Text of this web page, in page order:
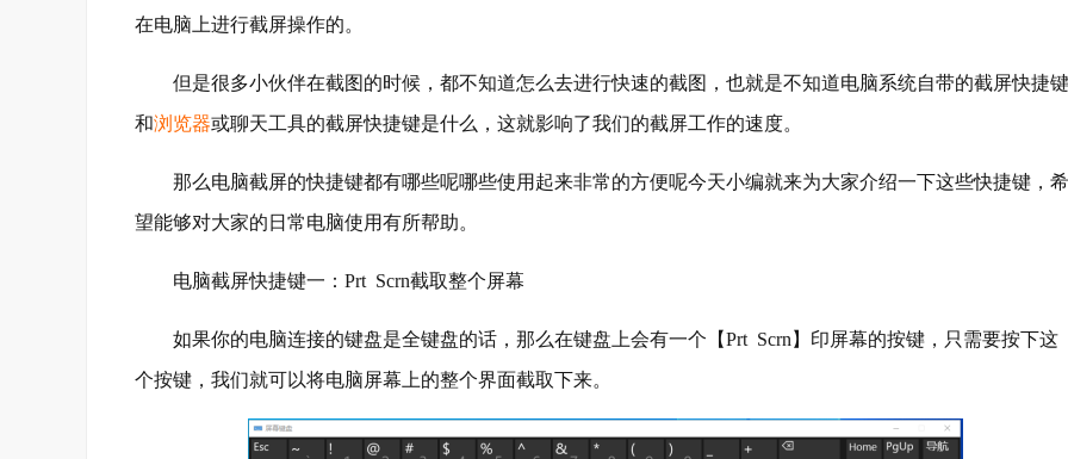
在电脑上进行截屏操作的。
但是很多小伙伴在截图的时候，都不知道怎么去进行快速的截图，也就是不知道电脑系统自带的截屏快捷键
和浏览器或聊天工具的截屏快捷键是什么，这就影响了我们的截屏工作的速度。
那么电脑截屏的快捷键都有哪些呢哪些使用起来非常的方便呢今天小编就来为大家介绍一下这些快捷键，希
望能够对大家的日常电脑使用有所帮助。
电脑截屏快捷键一：Prt Scrn截取整个屏幕
如果你的电脑连接的键盘是全键盘的话，那么在键盘上会有一个【Prt Scrn】印屏幕的按键，只需要按下这
个按键，我们就可以将电脑屏幕上的整个界面截取下来。